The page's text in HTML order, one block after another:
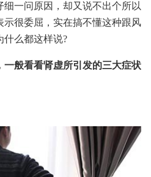
细一问原因，却又说不出个所以
很委屈，实在搞不懂这种跟风
什么都这样说?
一般看看肾虚所引发的三大症状